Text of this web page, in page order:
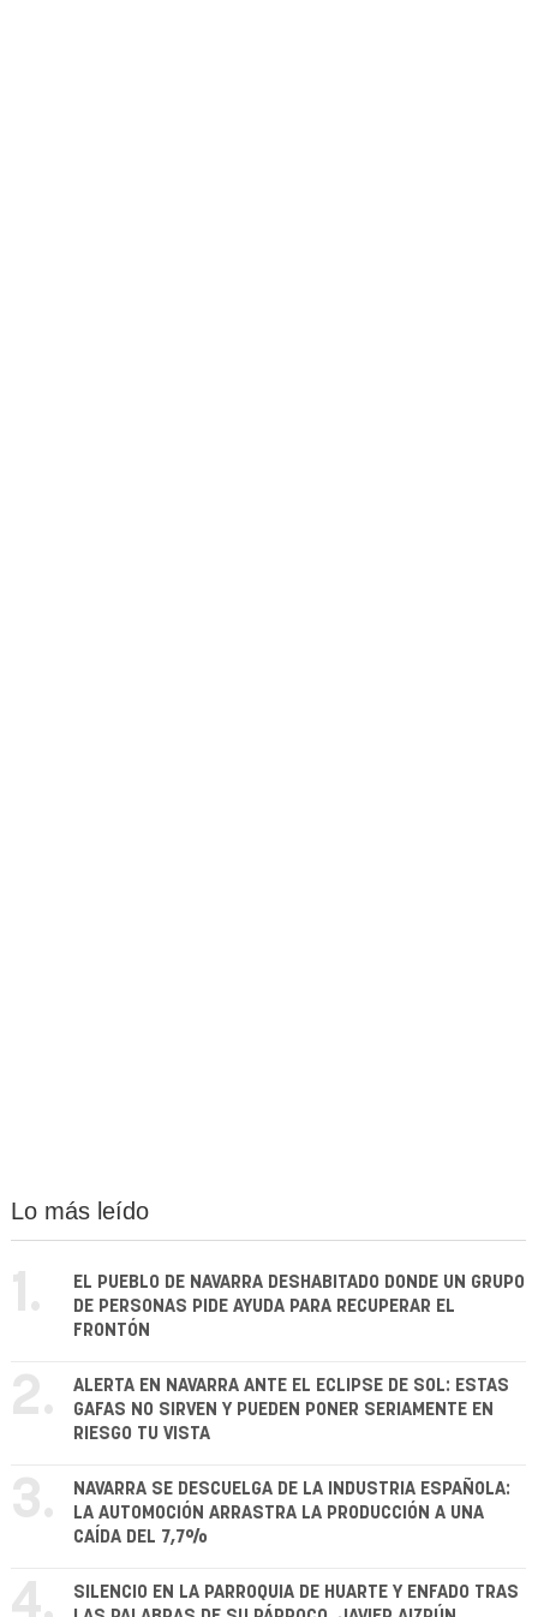
Lo más leído
1.
EL PUEBLO DE NAVARRA DESHABITADO DONDE UN GRUPO
DE PERSONAS PIDE AYUDA PARA RECUPERAR EL
FRONTÓN
2.
ALERTA EN NAVARRA ANTE EL ECLIPSE DE SOL: ESTAS
GAFAS NO SIRVEN Y PUEDEN PONER SERIAMENTE EN
RIESGO TU VISTA
3.
NAVARRA SE DESCUELGA DE LA INDUSTRIA ESPAÑOLA:
LA AUTOMOCIÓN ARRASTRA LA PRODUCCIÓN A UNA
CAÍDA DEL 7,7%
4.
SILENCIO EN LA PARROQUIA DE HUARTE Y ENFADO TRAS